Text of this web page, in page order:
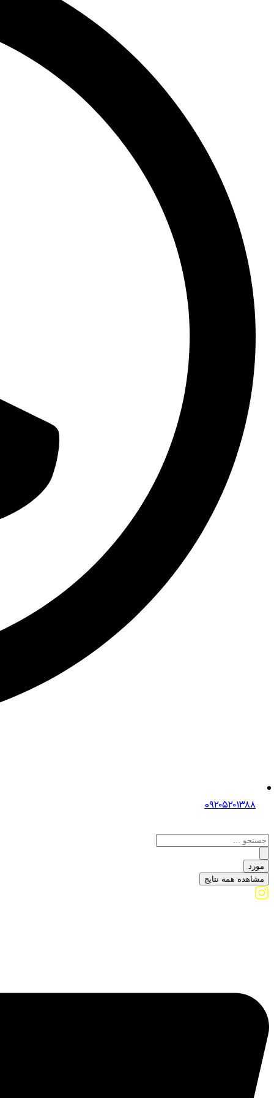
0۹۲۰۵۲۰۱۳۸۸
مورد
مشاهده همه نتایج